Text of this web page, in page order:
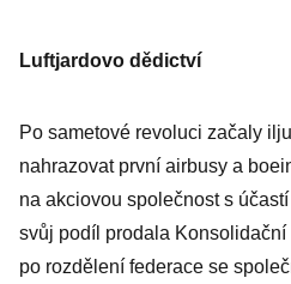
Luftjardovo dědictví
Po sametové revoluci začaly
nahrazovat první airbusy a
na akciovou společnost s
svůj podíl prodala Konsolidační
po rozdělení federace se